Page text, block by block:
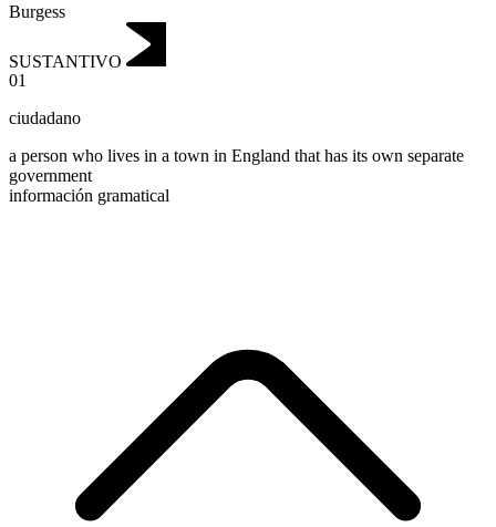
Burgess
SUSTANTIVO
01
ciudadano
a person who lives in a town in England that has its own separate
government
información gramatical